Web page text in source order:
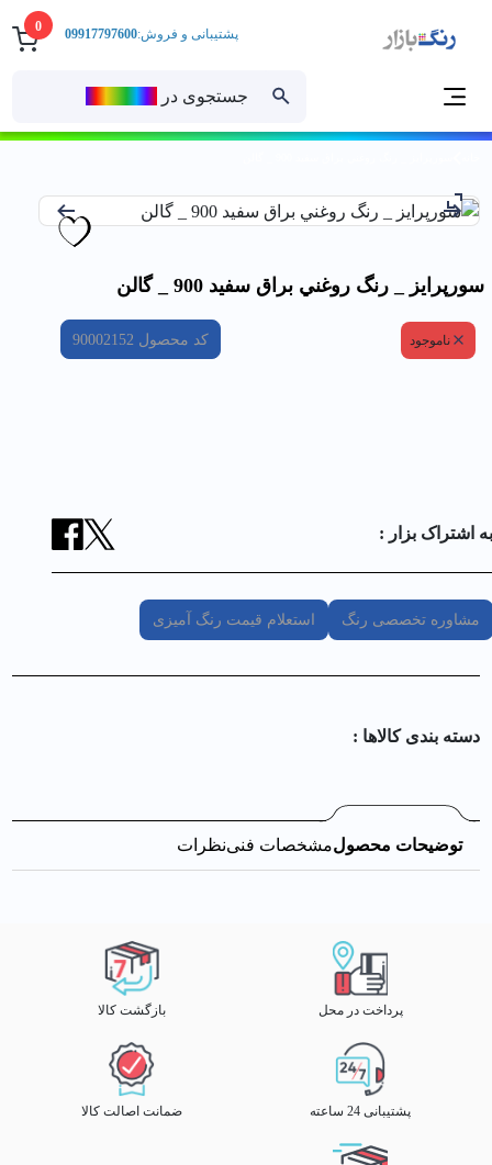
0
جستجوی در
پشتیبانی و فروش:09917797600
سورپرايز _ رنگ روغني براق سفيد 900 _ گالن
ناموجود کد محصول 90002152
به اشتراک بزار :
مشاوره تخصصی رنگ استعلام قیمت رنگ آمیزی
دسته بندی کالا‌ها :
توضیحات محصولمشخصات فنینظرات
پرداخت در محل بازگشت کالا
پشتیبانی 24 ساعته ضمانت اصالت کالا